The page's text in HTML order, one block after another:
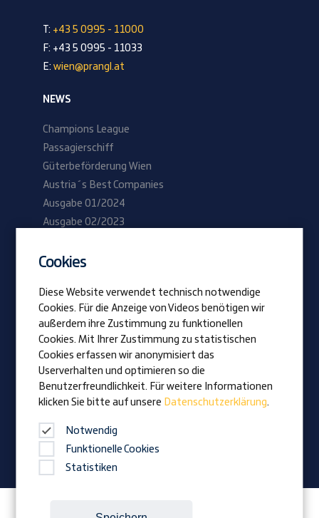
T: +43 5 0995 - 11000
F: +43 5 0995 - 11033
E: wien@prangl.at
NEWS
Champions League
Passagierschiff
Güterbeförderung Wien
Austria´s Best Companies
Ausgabe 01/2024
Ausgabe 02/2023
Be Prangl
Offene Jobs
Lehrlinge
Vision
Auszeichnungen
Familienunternehmen
News
Firmenmagazin
Folgen Sie Prangl auf:
Cookies
Diese Website verwendet technisch notwendige
Cookies. Für die Anzeige von Videos benötigen wir
außerdem ihre Zustimmung zu funktionellen
Cookies. Mit Ihrer Zustimmung zu statistischen
Cookies erfassen wir anonymisiert das
Userverhalten und optimieren so die
Benutzerfreundlichkeit. Für weitere Informationen
klicken Sie bitte auf unsere Datenschutzerklärung.
Notwendig
Funktionelle Cookies
Statistiken